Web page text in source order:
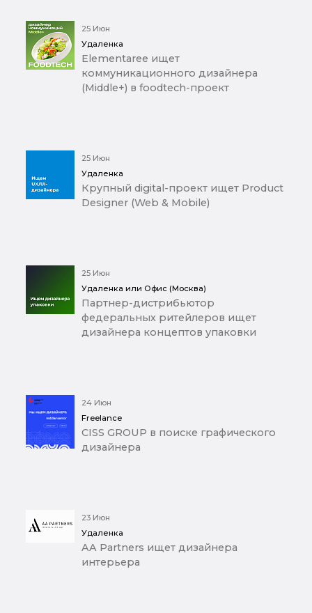
25 Июн
Удаленка
Elementaree ищет
коммуникационного дизайнера
(Middle+) в foodtech-проект
25 Июн
Удаленка
Крупный digital-проект ищет Product
Designer (Web & Mobile)
25 Июн
Удаленка или Офис (Москва)
Партнер-дистрибьютор
федеральных ритейлеров ищет
дизайнера концептов упаковки
24 Июн
Freelance
CISS GROUP в поиске графического
дизайнера
23 Июн
Удаленка
AA Partners ищет дизайнера
интерьера